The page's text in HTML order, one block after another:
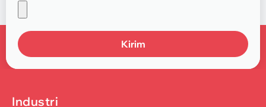
Kirim
Industri